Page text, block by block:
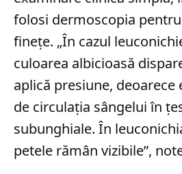
folosi dermoscopia
finețe. „În cazul
culoarea albicioasă
aplică presiune, deoarece
de circulația sângelui în
subunghiale. În
petele rămân vizibile”,